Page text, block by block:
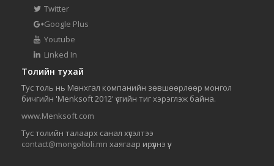
Twitter
Google Plus
Youtube
Linked In
Толийн тухай
Тус толь нь Мөнхгал компанийн зөвшөөрлөөр монгол
бичгийн 'Menksoft 2012' үсгийн тиг хэрэглэж байна.
www.Menksoft.com
Тус толийн талаарх санал хүсэлтээ
contact@mongoltoli.mn хаягаар ирүүлнэ үү.